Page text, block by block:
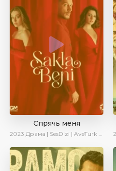
Спрячь меня
2023 Драма | SesDizi | AveTurk | AlisaDirilis | Сериалы 2023